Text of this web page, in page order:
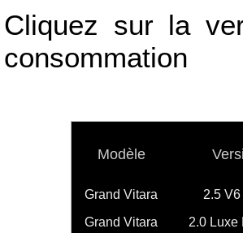
Cliquez sur la
consommation
Modèle
Grand Vitara
2.5
Grand Vitara
2.0 Luxe